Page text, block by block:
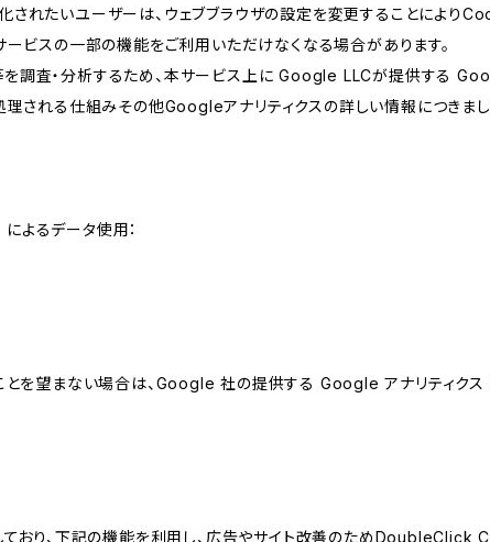
れたいユーザーは、ウェブブラウザの設定を変更することにより
ビスの一部の機能をご利用いただけなくなる場合があります。
を調査・分析するため、本サービス上に Google LLCが提供する
理される仕組みその他Googleアナリティクスの詳しい情報につきまし
よるデータ使用：
を望まない場合は、Google 社の提供する Google アナリティクス
おり、下記の機能を利用し、広告やサイト改善のためDoubleClick